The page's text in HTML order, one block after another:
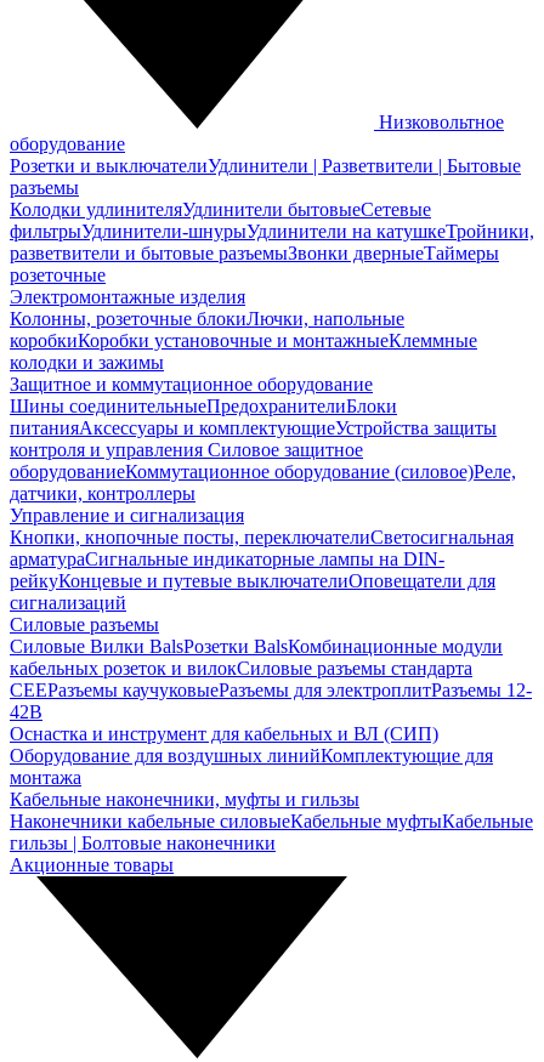
Низковольтное
оборудование
Розетки и выключателиУдлинители | Разветвители | Бытовые
разъемы
Колодки удлинителяУдлинители бытовыеСетевые
фильтрыУдлинители-шнурыУдлинители на катушкеТройники,
разветвители и бытовые разъемыЗвонки дверныеТаймеры
розеточные
Электромонтажные изделия
Колонны, розеточные блокиЛючки, напольные
коробкиКоробки установочные и монтажныеКлеммные
колодки и зажимы
Защитное и коммутационное оборудование
Шины соединительныеПредохранителиБлоки
питанияАксессуары и комплектующиеУстройства защиты
контроля и управления Силовое защитное
оборудованиеКоммутационное оборудование (силовое)Реле,
датчики, контроллеры
Управление и сигнализация
Кнопки, кнопочные посты, переключателиСветосигнальная
арматураСигнальные индикаторные лампы на DIN-
рейкуКонцевые и путевые выключателиОповещатели для
сигнализаций
Силовые разъемы
Силовые Вилки BalsРозетки BalsКомбинационные модули
кабельных розеток и вилокСиловые разъемы стандарта
CEEРазъемы каучуковыеРазъемы для электроплитРазъемы 12-
42В
Оснастка и инструмент для кабельных и ВЛ (СИП)
Оборудование для воздушных линийКомплектующие для
монтажа
Кабельные наконечники, муфты и гильзы
Наконечники кабельные силовыеКабельные муфтыКабельные
гильзы | Болтовые наконечники
Акционные товары